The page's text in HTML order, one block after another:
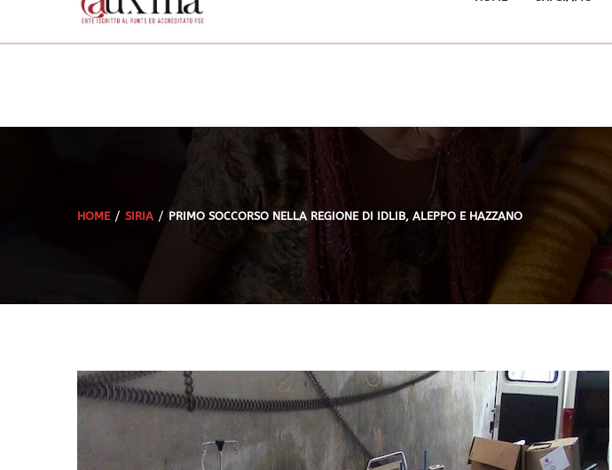
HOME SIRIA PRIMO SOCCORSO NELLA REGIONE DI IDLIB, ALEPPO E HAZZANO